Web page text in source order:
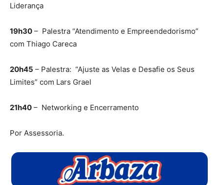
Liderança
19h30 – Palestra “Atendimento e Empreendedorismo”
com Thiago Careca
20h45 – Palestra: “Ajuste as Velas e Desafie os Seus
Limites” com Lars Grael
21h40 – Networking e Encerramento
Por Assessoria.